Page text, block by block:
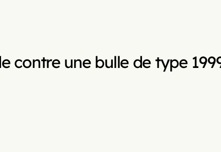
contre une bulle de type